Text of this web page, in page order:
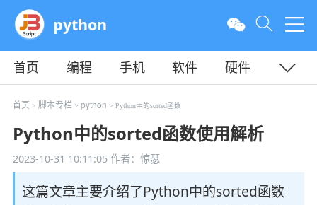
python
首页 编程 手机 软件
硬件
教程
平面 服务器
首页 > 脚本专栏> python > Python中的sorted函数
Python中的sorted函数使用解析
2023-10-31 10:11:05作者：惊瑟
这篇文章主要介绍了Python中的sorted函数